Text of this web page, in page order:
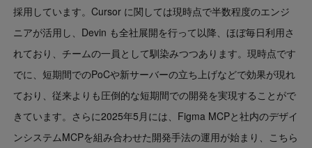
採用しています。Cursor に関しては現時点で半数程度のエンジ
ニアが活用し、Devin も全社展開を行って以降、ほぼ毎日利用さ
れており、チームの一員として馴染みつつあります。現時点です
でに、短期間でのPoCや新サーバーの立ち上げなどで効果が現れ
ており、従来よりも圧倒的な短期間での開発を実現することがで
きています。さらに2025年5月には、Figma MCPと社内のデザイ
ンシステムMCPを組み合わせた開発手法の運用が始まり、こちら